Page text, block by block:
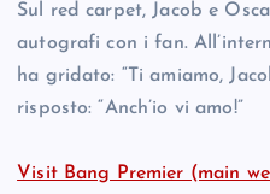
Sul red carpet, Jacob e
autografi con i fan.
ha gridato: “Ti amiamo,
risposto: “Anch’io vi amo!”
Visit Bang Premier (main